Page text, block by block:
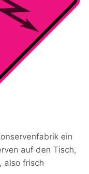
ein
auf den Tisch,
also frisch